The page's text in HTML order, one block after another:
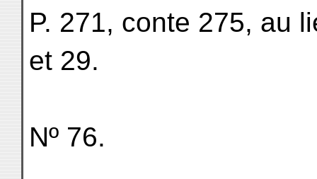
P. 271, conte 275, au
et 29.
Nº 76.